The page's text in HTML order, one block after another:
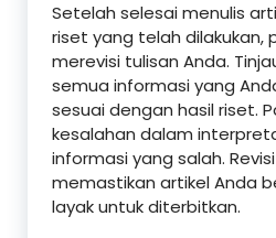
Setelah selesai menulis
riset yang telah dilakukan,
merevisi tulisan Anda.
semua informasi yang
sesuai dengan hasil riset.
kesalahan dalam
informasi yang salah.
memastikan artikel Anda
layak untuk diterbitkan.